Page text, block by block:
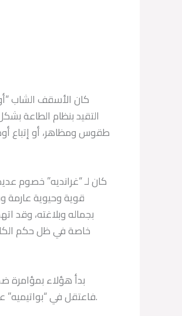
التقيد بنظام الطاعة
طقوس ومظاهر، أو إتباع
كان لـ “غرانديه” خصوم
قوية وحيوية عارمة
بجماله وبلاغته، وقد
خاصة في ظل حكم
بدأ هؤلاء بمؤامرة
فاعتقل في “بواتيميه” عام “1629”، وحكم عليه بالسجن ثلاثة أشهر والامتناع عن الطعام إلا من الخبز والماء.